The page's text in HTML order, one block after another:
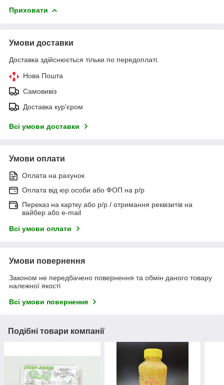
Приховати
Умови доставки
Доставка здійснюється тільки по передоплаті.
Нова Пошта
Самовивіз
Доставка кур'єром
Всі умови доставки
Умови оплати
Оплата на рахунок
Оплата від юр.особи або ФОП на р/р
Переказ на картку або р/р / отримання реквізитів на
вайбер або e-mail
Всі умови оплати
Умови повернення
Законом не передбачено повернення та обмін даного товару
належної якості
Всі умови повернення
Подібні товари компанії